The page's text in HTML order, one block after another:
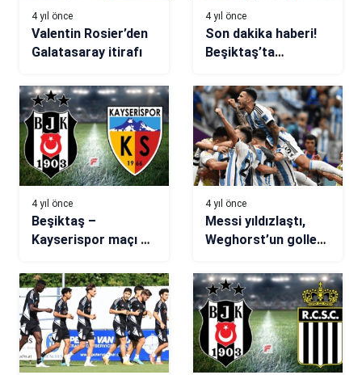
4 yıl önce
Valentin Rosier’den
Galatasaray itirafı
4 yıl önce
Son dakika haberi!
Beşiktaş’ta
operasyonu
4 yıl önce
Beşiktaş –
Kayserispor maçı ne
hangi kanalda? (İşte
11’ler)
4 yıl önce
Messi yıldızlaştı,
Weghorst’un golleri
penaltılarla yarı
finale çıktı!
Hollanda-Arjantin
maç sonucu: 5-6
(Dünya Kupası Maç
Özeti)